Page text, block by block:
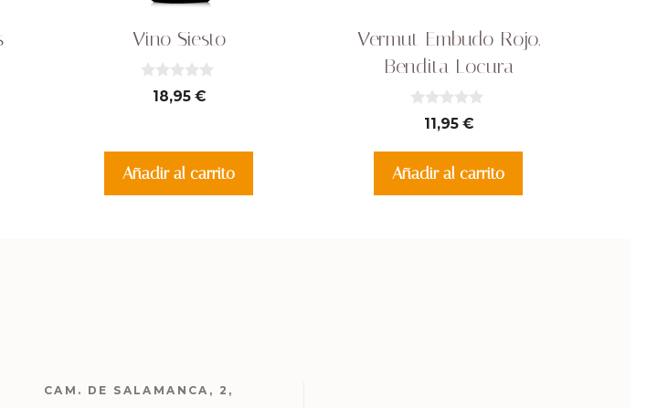
Vino Siesto
18,95 €
Añadir al carrito
Vermut Embudo Rojo.
Bendita Locura
11,95 €
Añadir al carrito
CAM. DE SALAMANCA, 2,